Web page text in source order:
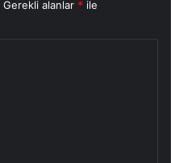
Gerekli alanlar * ile